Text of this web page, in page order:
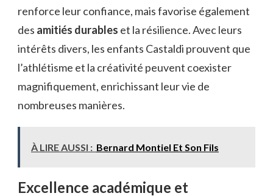
renforce leur confiance, mais favorise également
des amitiés durables et la résilience. Avec leurs
intérêts divers, les enfants Castaldi prouvent que
l’athlétisme et la créativité peuvent coexister
magnifiquement, enrichissant leur vie de
nombreuses manières.
À LIRE AUSSI : Bernard Montiel Et Son Fils
Excellence académique et